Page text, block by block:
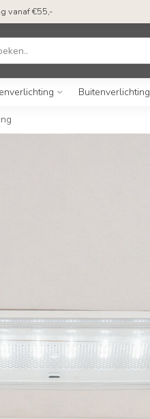
vanaf €55,-
Buitenverlichting